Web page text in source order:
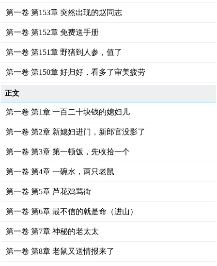
第一卷 第153章 突然出现的赵同志
第一卷 第152章 免费送手册
第一卷 第151章 野猪到人参，值了
第一卷 第150章 好归好，看多了审美疲劳
正文
第一卷 第1章 一百二十块钱的媳妇儿
第一卷 第2章 新媳妇进门，新郎官没影了
第一卷 第3章 第一顿饭，先收拾一个
第一卷 第4章 一碗水，两只老鼠
第一卷 第5章 芦花鸡骂街
第一卷 第6章 最不信的就是命（进山）
第一卷 第7章 神秘的老太太
第一卷 第8章 老鼠又送情报来了